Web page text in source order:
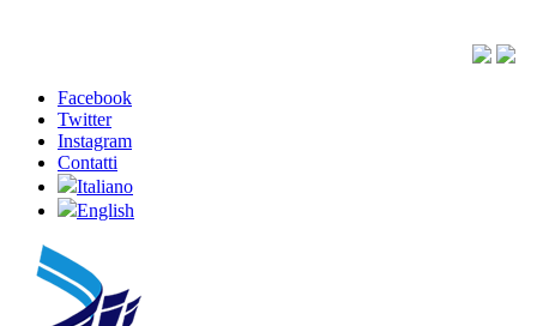
Facebook
Twitter
Instagram
Contatti
Italiano
English